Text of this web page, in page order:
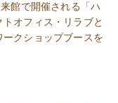
館で開催される「ハ
オフィス・リラブと
クショップブースを